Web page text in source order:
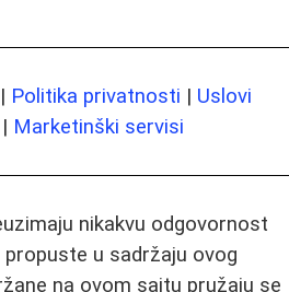
| Politika privatnosti | Uslovi
| Marketinški servisi
nikakvu odgovornost
u sadržaju ovog
na ovom sajtu pružaju se